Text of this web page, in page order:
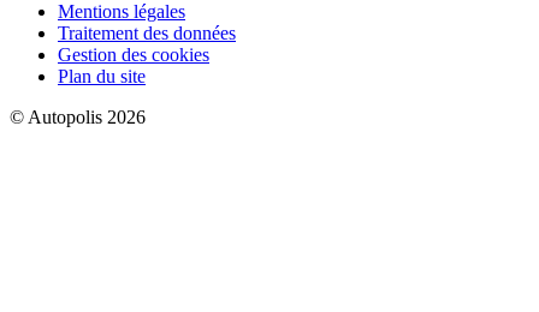
Mentions légales
Traitement des données
Gestion des cookies
Plan du site
© Autopolis 2026